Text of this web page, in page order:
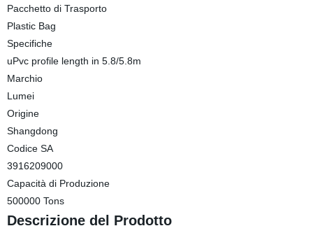
Pacchetto di Trasporto
Plastic Bag
Specifiche
uPvc profile length in 5.8/5.8m
Marchio
Lumei
Origine
Shangdong
Codice SA
3916209000
Capacità di Produzione
500000 Tons
Descrizione del Prodotto